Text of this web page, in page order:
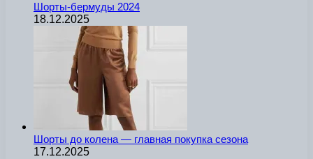
Шорты-бермуды 2024
18.12.2025
Шорты до колена — главная покупка сезона
17.12.2025